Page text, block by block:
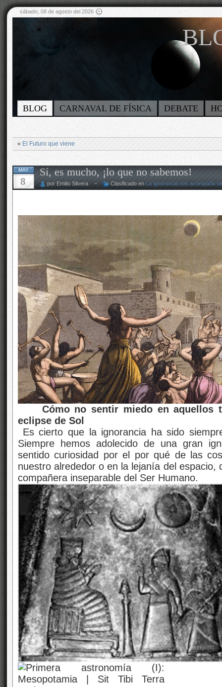
sábado, 08 de agosto del 2026
BLOG CARNAVAL DE FÍSICA DEBATE
« El Futuro que viene
MAY
8
Sí, es mucho, ¡lo que no sabemos!
por Emilio Silvera ~ Clasificado en La ignorancia nos acompaña
Cómo no sentir miedo en aquellos
eclipse de Sol
Es cierto que la ignorancia ha sido
Siempre hemos adolecido de una gran
sentido curiosidad por el por qué de las
nuestro alrededor o en la lejanía del
compañera inseparable del Ser Humano.